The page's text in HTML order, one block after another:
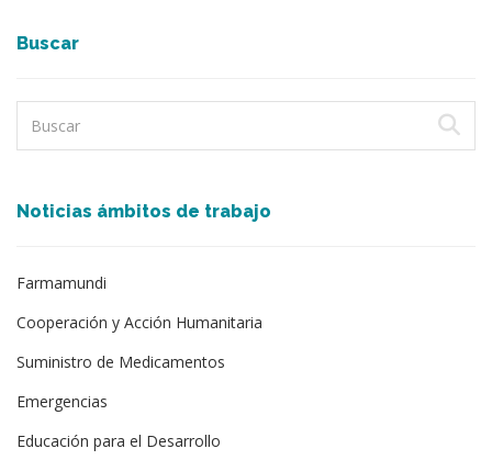
Buscar
Noticias ámbitos de trabajo
Farmamundi
Cooperación y Acción Humanitaria
Suministro de Medicamentos
Emergencias
Educación para el Desarrollo